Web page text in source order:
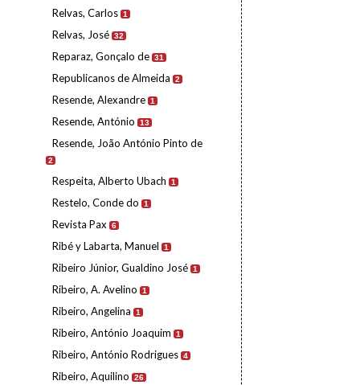
Relvas, Carlos 1
Relvas, José 32
Reparaz, Gonçalo de 31
Republicanos de Almeida 2
Resende, Alexandre 1
Resende, António 13
Resende, João António Pinto de
2
Respeita, Alberto Ubach 1
Restelo, Conde do 1
Revista Pax 6
Ribé y Labarta, Manuel 1
Ribeiro Júnior, Gualdino José 1
Ribeiro, A. Avelino 1
Ribeiro, Angelina 1
Ribeiro, António Joaquim 1
Ribeiro, António Rodrigues 4
Ribeiro, Aquilino 26